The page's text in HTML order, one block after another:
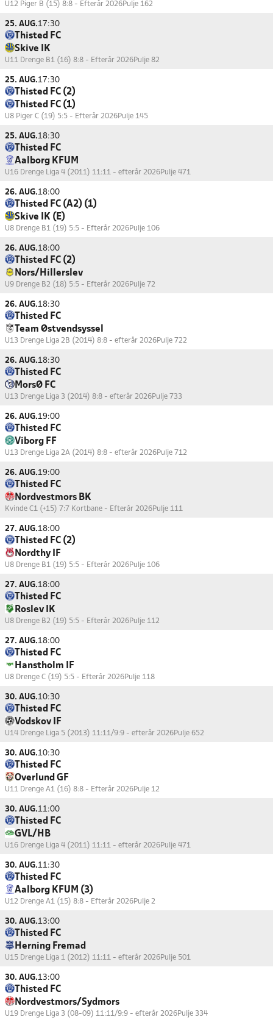
U12 Piger B (15) 8:8 - Efterår 2026Pulje 162
25. AUG.17:30
Thisted FC
Skive IK
U11 Drenge B1 (16) 8:8 - Efterår 2026Pulje 82
25. AUG.17:30
Thisted FC (2)
Thisted FC (1)
U8 Piger C (19) 5:5 - Efterår 2026Pulje 145
25. AUG.18:30
Thisted FC
Aalborg KFUM
U16 Drenge Liga 4 (2011) 11:11 - efterår 2026Pulje 471
26. AUG.18:00
Thisted FC (A2) (1)
Skive IK (E)
U8 Drenge B1 (19) 5:5 - Efterår 2026Pulje 106
26. AUG.18:00
Thisted FC (2)
Nors/Hillerslev
U9 Drenge B2 (18) 5:5 - Efterår 2026Pulje 72
26. AUG.18:30
Thisted FC
Team Østvendsyssel
U13 Drenge Liga 2B (2014) 8:8 - efterår 2026Pulje 722
26. AUG.18:30
Thisted FC
MorsØ FC
U13 Drenge Liga 3 (2014) 8:8 - efterår 2026Pulje 733
26. AUG.19:00
Thisted FC
Viborg FF
U13 Drenge Liga 2A (2014) 8:8 - efterår 2026Pulje 712
26. AUG.19:00
Thisted FC
Nordvestmors BK
Kvinde C1 (+15) 7:7 Kortbane - Efterår 2026Pulje 111
27. AUG.18:00
Thisted FC (2)
Nordthy IF
U8 Drenge B1 (19) 5:5 - Efterår 2026Pulje 106
27. AUG.18:00
Thisted FC
Roslev IK
U8 Drenge B2 (19) 5:5 - Efterår 2026Pulje 112
27. AUG.18:00
Thisted FC
Hanstholm IF
U8 Drenge C (19) 5:5 - Efterår 2026Pulje 118
30. AUG.10:30
Thisted FC
Vodskov IF
U14 Drenge Liga 5 (2013) 11:11/9:9 - efterår 2026Pulje 652
30. AUG.10:30
Thisted FC
Overlund GF
U11 Drenge A1 (16) 8:8 - Efterår 2026Pulje 12
30. AUG.11:00
Thisted FC
GVL/HB
U16 Drenge Liga 4 (2011) 11:11 - efterår 2026Pulje 471
30. AUG.11:30
Thisted FC
Aalborg KFUM (3)
U12 Drenge A1 (15) 8:8 - Efterår 2026Pulje 2
30. AUG.13:00
Thisted FC
Herning Fremad
U15 Drenge Liga 1 (2012) 11:11 - efterår 2026Pulje 501
30. AUG.13:00
Thisted FC
Nordvestmors/Sydmors
U19 Drenge Liga 3 (08-09) 11:11/9:9 - efterår 2026Pulje 334